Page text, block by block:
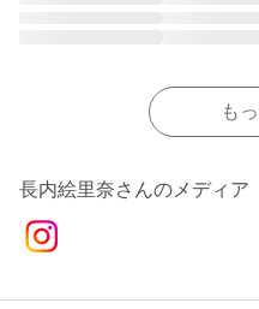
も
長内絵里奈さんのメディア